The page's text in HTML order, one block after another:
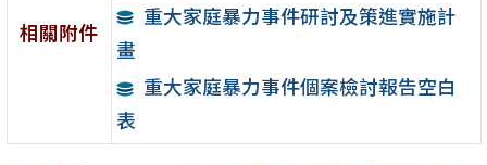
相關附件
重大家庭暴力事件研討及策進實施計
畫
重大家庭暴力事件個案檢討報告空白
表